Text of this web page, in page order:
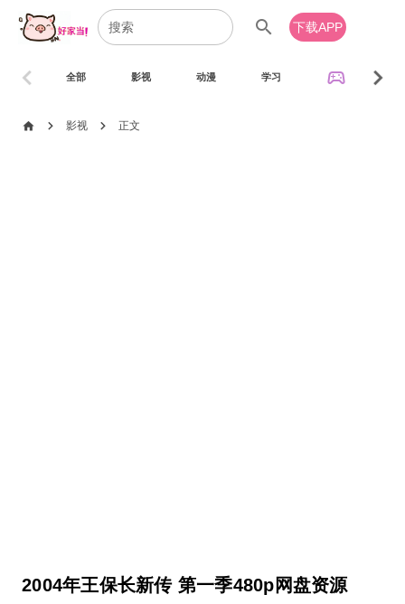
search 下载APP
全部 影视 动漫 学习 sports_esports
chevron_left chevron_right
home chevron_right 影视 chevron_right 正文
2004年王保长新传 第一季480p网盘资源